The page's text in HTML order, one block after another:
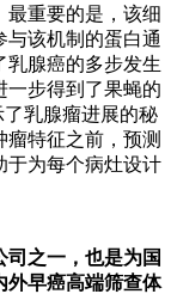
最重要的是，该细
与该机制的蛋白通
乳腺癌的多步发生
一步得到了果蝇的
了乳腺瘤进展的秘
特征之前，预测
于为每个病灶设计
司之一，也是为国
外早癌高端筛查体